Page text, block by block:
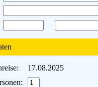
17.08.2025